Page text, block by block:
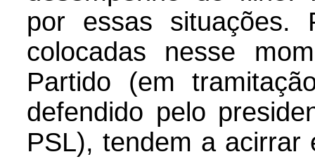
por essas situações.
colocadas nesse
Partido (em
defendido pelo
PSL), tendem a acirrar